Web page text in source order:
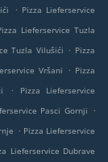
. Pizza Lieferservice
Lieferservice Tuzla
Tuzla Vilušići . Pizza
Vršani . Pizza
.
Pizza Lieferservice
Pasci Gornji
.
. Pizza Lieferservice
Lieferservice Dubrave